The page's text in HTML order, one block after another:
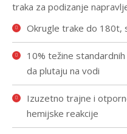
traka za podizanje
Okrugle trake do 180t,
10% težine
da plutaju na vodi
Izuzetno trajne i
hemijske reakcije